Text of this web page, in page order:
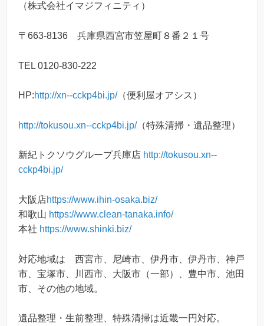
（株式会社イマジフィニティ）
〒663-8136 兵庫県西宮市笠屋町８番２１号
TEL 0120-830-222
HP:http://xn--cckp4bi.jp/（便利屋オアシス）
http://tokusou.xn--cckp4bi.jp/（特殊清掃・遺品整理）
新紀トクソウグループ兵庫店 http://tokusou.xn--
cckp4bi.jp/
大阪店https://www.ihin-osaka.biz/
和歌山 https://www.clean-tanaka.info/
本社 https://www.shinki.biz/
対応地域は 西宮市、尼崎市、伊丹市、伊丹市、神戸
市、宝塚市、川西市、大阪市（一部）、豊中市、池田
市、その他の地域。
遺品整理・生前整理、特殊清掃は近畿一円対応。